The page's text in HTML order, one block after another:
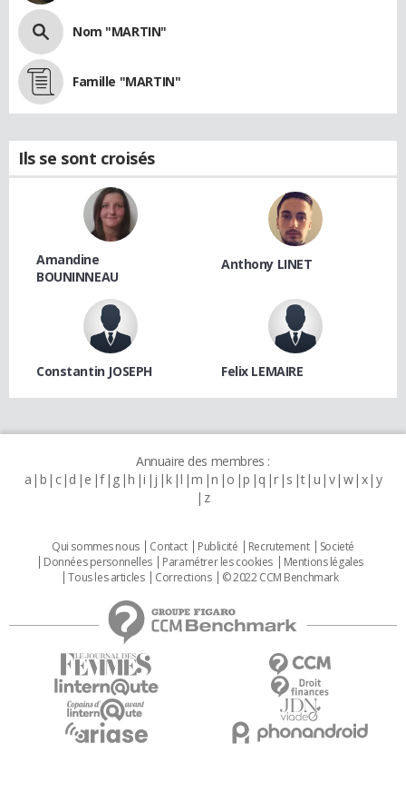
Nom "MARTIN"
Famille "MARTIN"
Ils se sont croisés
Amandine
BOUNINNEAU
Anthony LINET
Constantin JOSEPH Felix LEMAIRE
Annuaire des membres :
a b c d e f g h i j k l m n o p q r s t u v w x y
z
Qui sommes nous Contact Publicité Recrutement
Societé
Données personnelles
Paramétrer les cookies
Mentions légales
Tous les articles
Corrections © 2022 CCM Benchmark